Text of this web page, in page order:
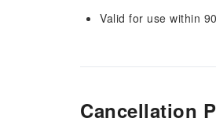
Valid for use within
Cancellation